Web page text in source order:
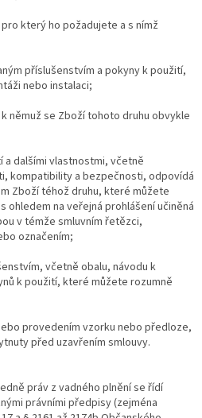
který ho požadujete a s nímž
příslušenstvím a pokyny k použití,
nebo instalaci;
němuž se Zboží tohoto druhu obvykle
a dalšími vlastnostmi, včetně
kompatibility a bezpečnosti, odpovídá
Zboží téhož druhu, které můžete
ohledem na veřejná prohlášení učiněná
v témže smluvním řetězci,
označením;
včetně obalu, návodu k
k použití, které můžete rozumně
provedením vzorku nebo předloze,
před uzavřením smlouvy.
práv z vadného plnění se řídí
právními předpisy (zejména